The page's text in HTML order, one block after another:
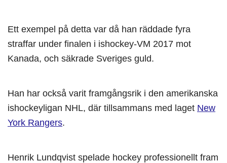
Ett exempel på detta var då han räddade fyra
straffar under finalen i ishockey-VM 2017 mot
Kanada, och säkrade Sveriges guld.
Han har också varit framgångsrik i den amerikanska
ishockeyligan NHL, där tillsammans med laget New
York Rangers.
Henrik Lundqvist spelade hockey professionellt fram